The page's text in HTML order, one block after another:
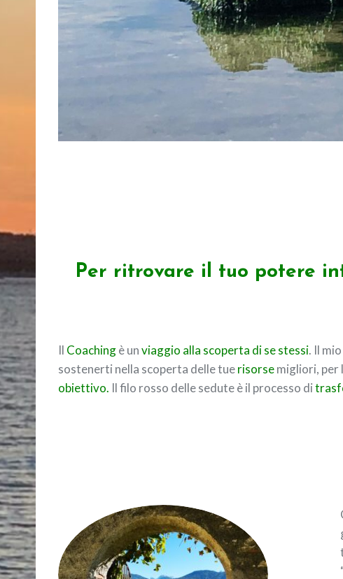
Per ritrovare il tuo potere
Il Coachingè unviaggio alla scoperta di se stessi. Il
sostenerti nella scoperta delle tuerisorsemigliori, per
obiettivo. Il filo rosso delle sedute è il processo di